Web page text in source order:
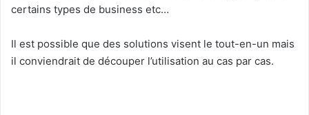
certains types de business etc…
Il est possible que des solutions visent le tout-en-un mais
il conviendrait de découper l’utilisation au cas par cas.